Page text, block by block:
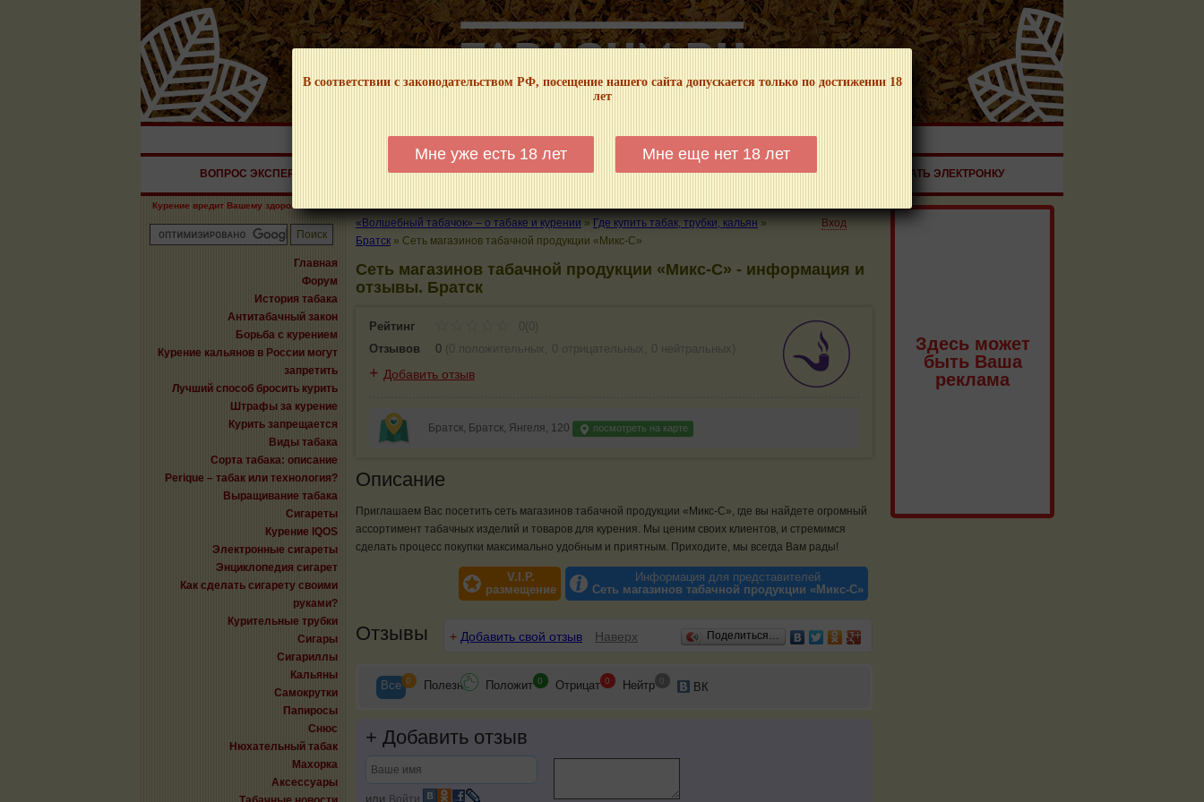
В соответствии с законодательством РФ, посещение нашего сайта допускается только по достижении 18
лет
Мне уже есть 18 лет Мне еще нет 18 лет
НАШ ПОРТАЛ – ИНФОРМАЦИОННЫЙ! МЫ НЕ ЗАНИМАЕМСЯ ПРОДАЖЕЙ И РЕКЛАМОЙ ТАБАЧНОЙ ПРОДУКЦИИ!
ВОПРОС ЭКСПЕРТУ КАЛЬЯНЫ ТРУБКИ ГДЕ КУПИТЬ ГДЕ ПОКУРИТЬ КУРЕНИЕ И ЗДОРОВЬЕ ЗАКАЗАТЬ ЭЛЕКТРОНКУ
Курение вредит Вашему здоровью!
Главная
Форум
История табака
Антитабачный закон
Борьба с курением
Курение кальянов в России могут
запретить
Лучший способ бросить курить
Штрафы за курение
Курить запрещается
Виды табака
Сорта табака: описание
Perique – табак или технология?
Выращивание табака
Сигареты
Курение IQOS
Электронные сигареты
Энциклопедия сигарет
Как сделать сигарету своими
руками?
Курительные трубки
Сигары
Сигариллы
Кальяны
Самокрутки
Папиросы
Снюс
Нюхательный табак
Махорка
Аксессуары
«Волшебный табачок» – о табаке и курении » Где купить табак, трубки, кальян »
Братск » Сеть магазинов табачной продукции «Микс-С»
Вход
Сеть магазинов табачной продукции «Микс-С» - информация и
отзывы. Братск
Рейтинг
0(0)
Отзывов
0 ( 0 положительных 0 отрицательных 0 нейтральных )
+ Добавить отзыв
Братск, Братск, Янгеля, 120 посмотреть на карте
Описание
Приглашаем Вас посетить сеть магазинов табачной продукции «Микс-С», где вы найдете огромный
ассортимент табачных изделий и товаров для курения. Мы ценим своих клиентов, и стремимся
сделать процесс покупки максимально удобным и приятным. Приходите, мы всегда Вам рады!
V.I.P.
размещение
Информация для представителей
Сеть магазинов табачной продукции «Микс-С»
Отзывы + Добавить свой отзыв Наверх Поделиться…
Все 0 Полезн Положит 0 Отрицат 0 Нейтр 0 ВК
+ Добавить отзыв
или
Здесь может
быть Ваша
реклама